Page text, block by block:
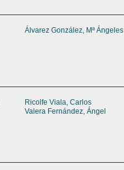
Álvarez González, Mª Ángeles
Ricolfe Viala, Carlos
Valera Fernández, Ángel